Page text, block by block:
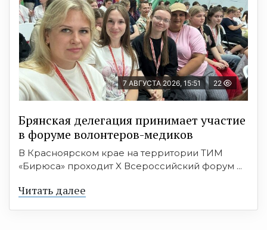
7 АВГУСТА 2026, 15:51 22
Брянская делегация принимает участие
в форуме волонтеров-медиков
В Красноярском крае на территории ТИМ
«Бирюса» проходит X Всероссийский форум ...
Читать далее